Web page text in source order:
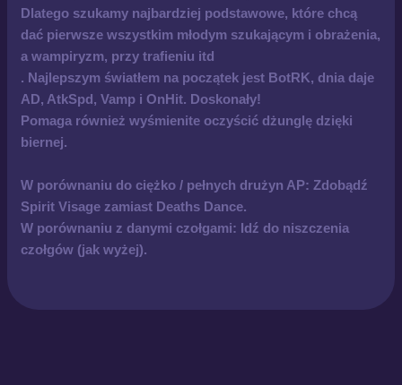
Dlatego szukamy najbardziej podstawowe, które chcą
dać pierwsze wszystkim młodym szukającym i obrażenia,
a wampiryzm, przy trafieniu itd
. Najlepszym światłem na początek jest BotRK, dnia daje
AD, AtkSpd, Vamp i OnHit. Doskonały!
Pomaga również wyśmienite oczyścić dżunglę dzięki
biernej.
W porównaniu do ciężko / pełnych drużyn AP: Zdobądź
Spirit Visage zamiast Deaths Dance.
W porównaniu z danymi czołgami: Idź do niszczenia
czołgów (jak wyżej).